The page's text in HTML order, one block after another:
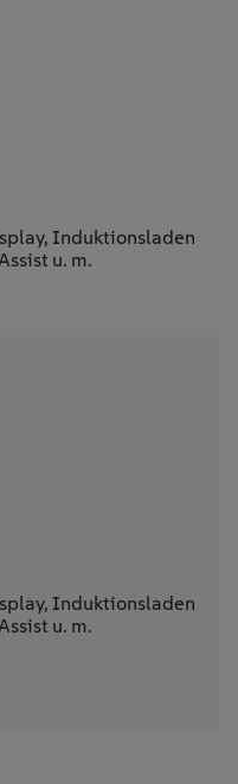
Induktionsladen
u. m.
Induktionsladen
u. m.